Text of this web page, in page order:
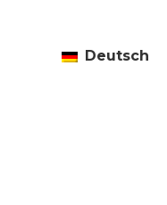
Deutsch